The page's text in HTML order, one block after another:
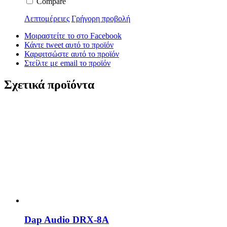
Λεπτομέρειες Γρήγορη προβολή
Μοιραστείτε το στο Facebook
Κάντε tweet αυτό το προϊόν
Καρφιτσώστε αυτό το προϊόν
Στείλτε με email το προϊόν
Σχετικά προϊόντα
Dap Audio DRX-8A